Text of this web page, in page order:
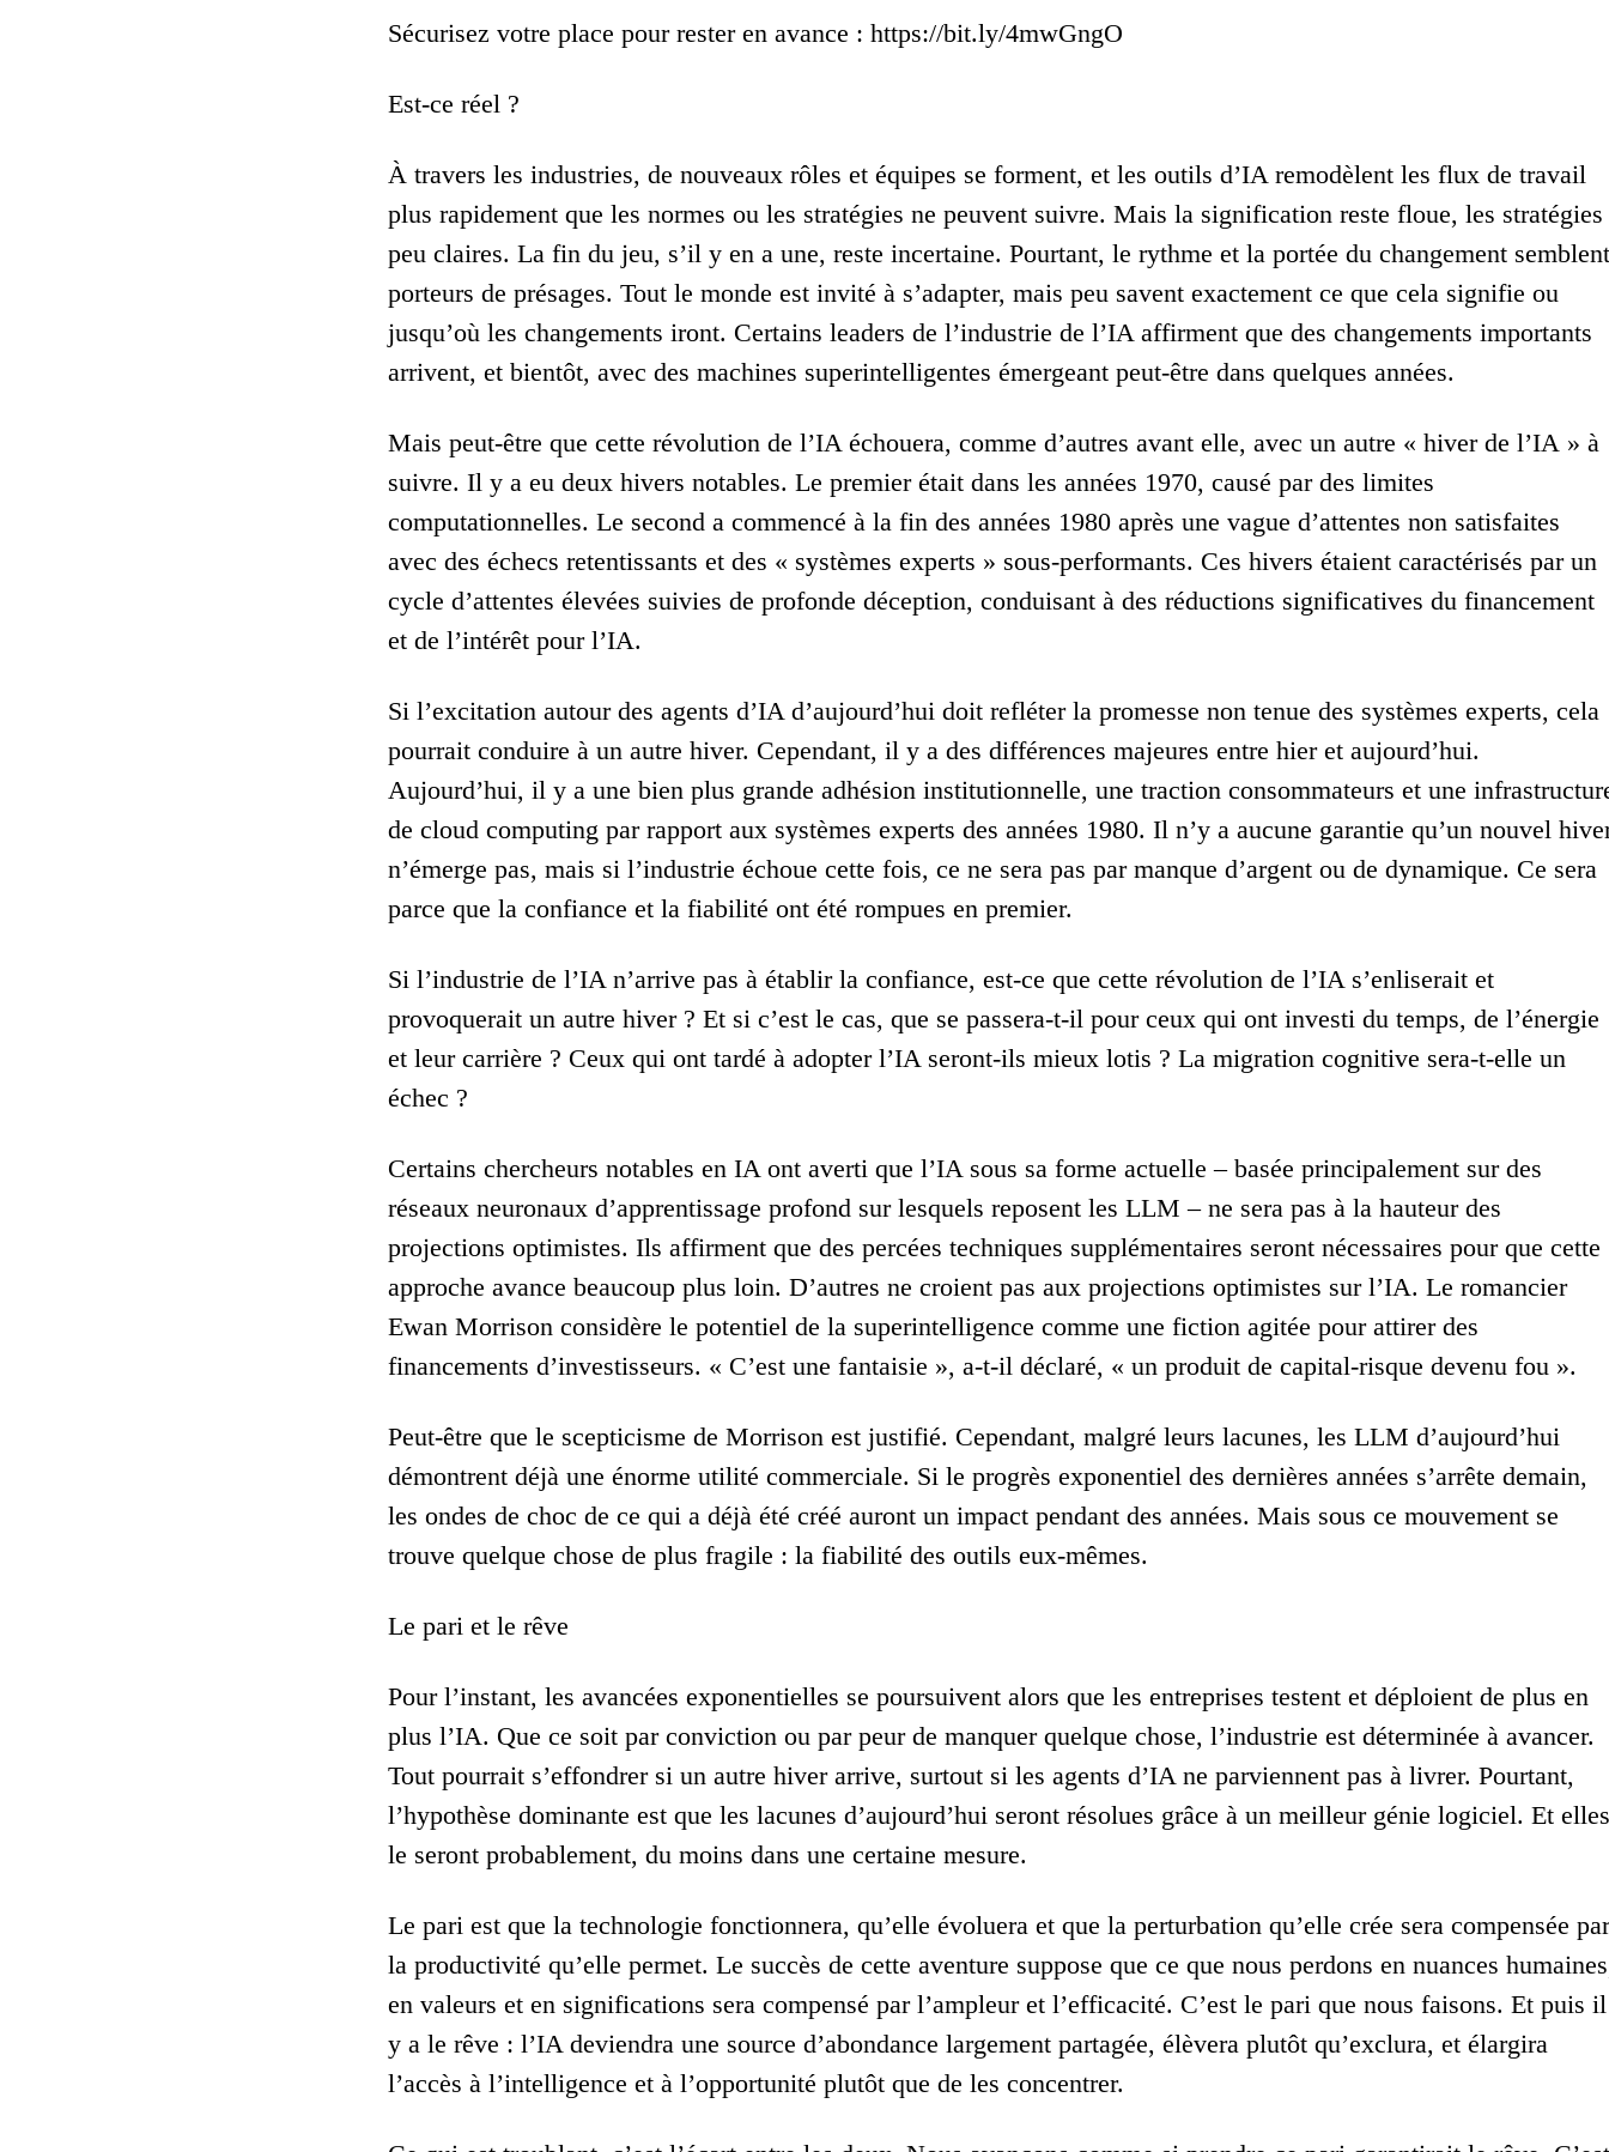
Sécurisez votre place pour rester en avance : https://bit.ly/4mwGngO
Est-ce réel ?
À travers les industries, de nouveaux rôles et équipes se forment, et les outils d’IA remodèlent les flux de travail
plus rapidement que les normes ou les stratégies ne peuvent suivre. Mais la signification reste floue, les stratégies
peu claires. La fin du jeu, s’il y en a une, reste incertaine. Pourtant, le rythme et la portée du changement semblent
porteurs de présages. Tout le monde est invité à s’adapter, mais peu savent exactement ce que cela signifie ou
jusqu’où les changements iront. Certains leaders de l’industrie de l’IA affirment que des changements importants
arrivent, et bientôt, avec des machines superintelligentes émergeant peut-être dans quelques années.
Mais peut-être que cette révolution de l’IA échouera, comme d’autres avant elle, avec un autre « hiver de l’IA » à
suivre. Il y a eu deux hivers notables. Le premier était dans les années 1970, causé par des limites
computationnelles. Le second a commencé à la fin des années 1980 après une vague d’attentes non satisfaites
avec des échecs retentissants et des « systèmes experts » sous-performants. Ces hivers étaient caractérisés par un
cycle d’attentes élevées suivies de profonde déception, conduisant à des réductions significatives du financement
et de l’intérêt pour l’IA.
Si l’excitation autour des agents d’IA d’aujourd’hui doit refléter la promesse non tenue des systèmes experts, cela
pourrait conduire à un autre hiver. Cependant, il y a des différences majeures entre hier et aujourd’hui.
Aujourd’hui, il y a une bien plus grande adhésion institutionnelle, une traction consommateurs et une
de cloud computing par rapport aux systèmes experts des années 1980. Il n’y a aucune garantie qu’un nouvel
n’émerge pas, mais si l’industrie échoue cette fois, ce ne sera pas par manque d’argent ou de dynamique. Ce sera
parce que la confiance et la fiabilité ont été rompues en premier.
Si l’industrie de l’IA n’arrive pas à établir la confiance, est-ce que cette révolution de l’IA s’enliserait et
provoquerait un autre hiver ? Et si c’est le cas, que se passera-t-il pour ceux qui ont investi du temps, de l’énergie
et leur carrière ? Ceux qui ont tardé à adopter l’IA seront-ils mieux lotis ? La migration cognitive sera-t-elle un
échec ?
Certains chercheurs notables en IA ont averti que l’IA sous sa forme actuelle – basée principalement sur des
réseaux neuronaux d’apprentissage profond sur lesquels reposent les LLM – ne sera pas à la hauteur des
projections optimistes. Ils affirment que des percées techniques supplémentaires seront nécessaires pour que cette
approche avance beaucoup plus loin. D’autres ne croient pas aux projections optimistes sur l’IA. Le romancier
Ewan Morrison considère le potentiel de la superintelligence comme une fiction agitée pour attirer des
financements d’investisseurs. « C’est une fantaisie », a-t-il déclaré, « un produit de capital-risque devenu fou ».
Peut-être que le scepticisme de Morrison est justifié. Cependant, malgré leurs lacunes, les LLM d’aujourd’hui
démontrent déjà une énorme utilité commerciale. Si le progrès exponentiel des dernières années s’arrête demain,
les ondes de choc de ce qui a déjà été créé auront un impact pendant des années. Mais sous ce mouvement se
trouve quelque chose de plus fragile : la fiabilité des outils eux-mêmes.
Le pari et le rêve
Pour l’instant, les avancées exponentielles se poursuivent alors que les entreprises testent et déploient de plus en
plus l’IA. Que ce soit par conviction ou par peur de manquer quelque chose, l’industrie est déterminée à avancer.
Tout pourrait s’effondrer si un autre hiver arrive, surtout si les agents d’IA ne parviennent pas à livrer. Pourtant,
l’hypothèse dominante est que les lacunes d’aujourd’hui seront résolues grâce à un meilleur génie logiciel. Et elles
le seront probablement, du moins dans une certaine mesure.
Le pari est que la technologie fonctionnera, qu’elle évoluera et que la perturbation qu’elle crée sera compensée par
la productivité qu’elle permet. Le succès de cette aventure suppose que ce que nous perdons en nuances
en valeurs et en significations sera compensé par l’ampleur et l’efficacité. C’est le pari que nous faisons. Et puis il
y a le rêve : l’IA deviendra une source d’abondance largement partagée, élèvera plutôt qu’exclura, et élargira
l’accès à l’intelligence et à l’opportunité plutôt que de les concentrer.